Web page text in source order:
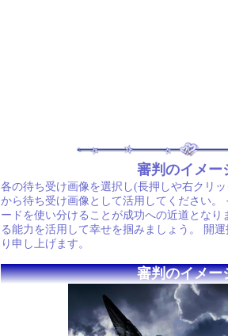
審判のイメー
各の待ち受け画像を選択し(長押しや右クリ
から待ち受け画像として活用してください。
ードを使い分けることが成功への近道となり
る能力を活用して幸せを掴みましょう。 開
り申し上げます。
審判のイメー